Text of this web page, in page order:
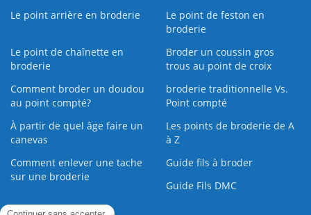
Le point arrière en broderie
Le point de feston en
broderie
Le point de chaînette en
broderie
Broder un coussin gros
trous au point de croix
Comment broder un doudou
au point compté?
broderie traditionnelle Vs.
Point compté
À partir de quel âge faire un
canevas
Les points de broderie de A
à Z
Comment enlever une tache
sur une broderie
Guide fils à broder
Guide Fils DMC
Guide de la Broderie